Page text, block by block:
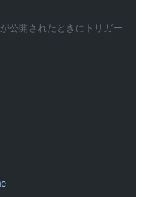
公開されたときにトリガー